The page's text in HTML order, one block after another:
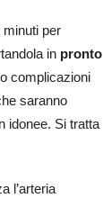
minuti per
in pronto
complicazioni
saranno
idonee. Si tratta
l’arteria